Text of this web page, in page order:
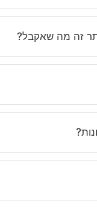
זה מה שאקבל?